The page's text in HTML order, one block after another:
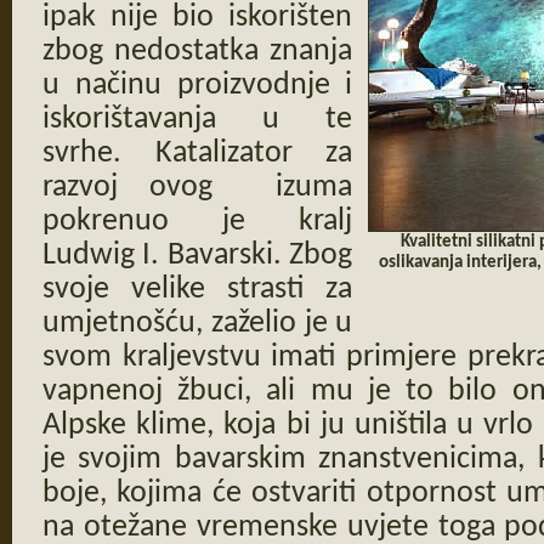
Kvalitetni silikatni
oslikavanja
ipak nije bio iskorišten
zbog nedostatka znanja
u načinu proizvodnje i
iskorištavanja u te
svrhe. Katalizator za
razvoj ovog izuma
pokrenuo je kralj
Ludwig I. Bavarski. Zbog
svoje velike strasti za
umjetnošću, zaželio je u
svom kraljevstvu imati primjere
vapnenoj žbuci, ali mu je to bilo
Alpske klime, koja bi ju uništila u
je svojim bavarskim
boje, kojima će ostvariti otpornost
na otežane vremenske uvjete toga